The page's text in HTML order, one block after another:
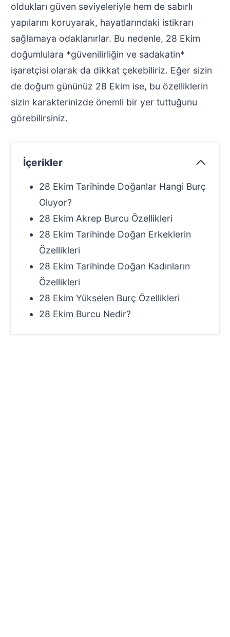
oldukları güven seviyeleriyle hem de sabırlı
yapılarını koruyarak, hayatlarındaki istikrarı
sağlamaya odaklanırlar. Bu nedenle, 28 Ekim
doğumlulara *güvenilirliğin ve sadakatin*
işaretçisi olarak da dikkat çekebiliriz. Eğer sizin
de doğum gününüz 28 Ekim ise, bu özelliklerin
sizin karakterinizde önemli bir yer tuttuğunu
görebilirsiniz.
İçerikler
28 Ekim Tarihinde Doğanlar Hangi Burç
Oluyor?
28 Ekim Akrep Burcu Özellikleri
28 Ekim Tarihinde Doğan Erkeklerin
Özellikleri
28 Ekim Tarihinde Doğan Kadınların
Özellikleri
28 Ekim Yükselen Burç Özellikleri
28 Ekim Burcu Nedir?